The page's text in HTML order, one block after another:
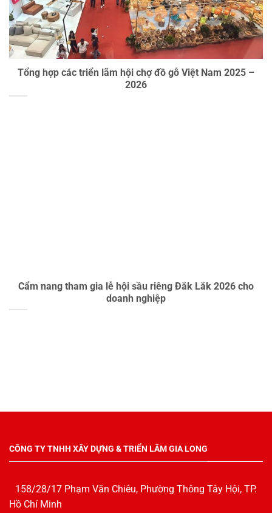
Tổng hợp các triển lãm hội chợ đồ gỗ Việt Nam 2025 –
2026
Cẩm nang tham gia lễ hội sầu riêng Đắk Lắk 2026 cho
doanh nghiệp
CÔNG TY TNHH XÂY DỰNG & TRIỂN LÃM GIA LONG
158/28/17 Phạm Văn Chiêu, Phường Thông Tây Hội, TP.
Hồ Chí Minh